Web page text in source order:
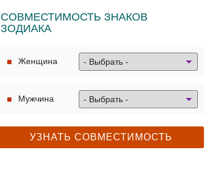
СОВМЕСТИМОСТЬ ЗНАКОВ
ЗОДИАКА
Женщина
Мужчина